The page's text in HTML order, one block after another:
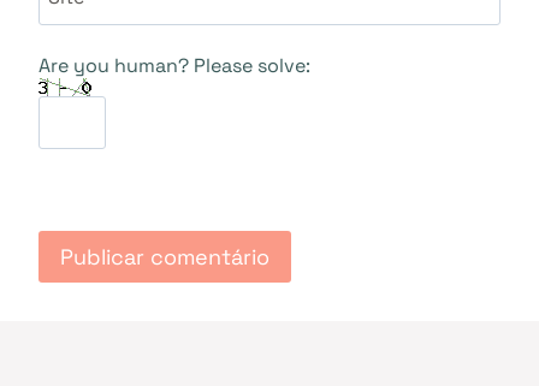
Are you human? Please solve: